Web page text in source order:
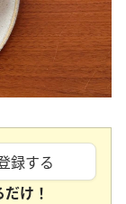
録する
け！